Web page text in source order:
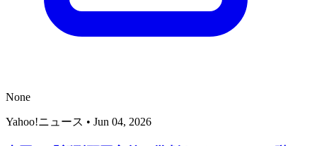
None
Yahoo!ニュース • Jun 04, 2026